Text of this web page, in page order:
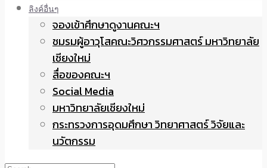
ลิงค์อื่นๆ
จองเข้าศึกษาดูงานคณะฯ
ชมรมผู้อาวุโสคณะวิศวกรรมศาสตร์ มหาวิทยาลัย
เชียงใหม่
สื่อของคณะฯ
Social Media
มหาวิทยาลัยเชียงใหม่
กระทรวงการอุดมศึกษา วิทยาศาสตร์ วิจัยและ
นวัตกรรม